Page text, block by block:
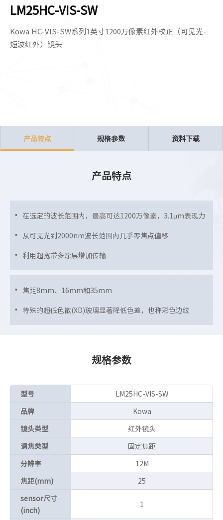
LM25HC-VIS-SW
Kowa HC-VIS-SW系列1英寸1200万像素红外校正（可见光-
短波红外）镜头
产品特点 规格参数 资料下载
产品特点
在选定的波长范围内，最高可达1200万像素，3.1μm表现力
从可见光到2000nm波长范围内几乎零焦点偏移
利用超宽带多涂层增加传输
焦距8mm、16mm和35mm
特殊的超低色散(XD)玻璃显著降低色差，也称彩色边纹
规格参数
型号
LM25HC-VIS-SW
品牌
Kowa
镜头类型
红外镜头
调焦类型
固定焦距
分辨率
12M
焦距(mm)
25
sensor尺寸
(inch)
1